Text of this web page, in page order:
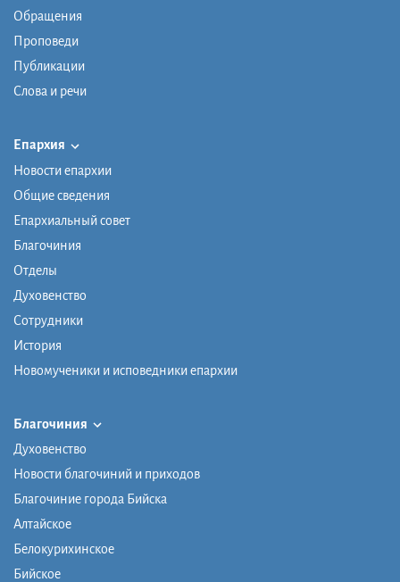
Обращения
Проповеди
Публикации
Слова и речи
Епархия
Новости епархии
Общие сведения
Епархиальный совет
Благочиния
Отделы
Духовенство
Сотрудники
История
Новомученики и исповедники епархии
Благочиния
Духовенство
Новости благочиний и приходов
Благочиние города Бийска
Алтайское
Белокурихинское
Бийское